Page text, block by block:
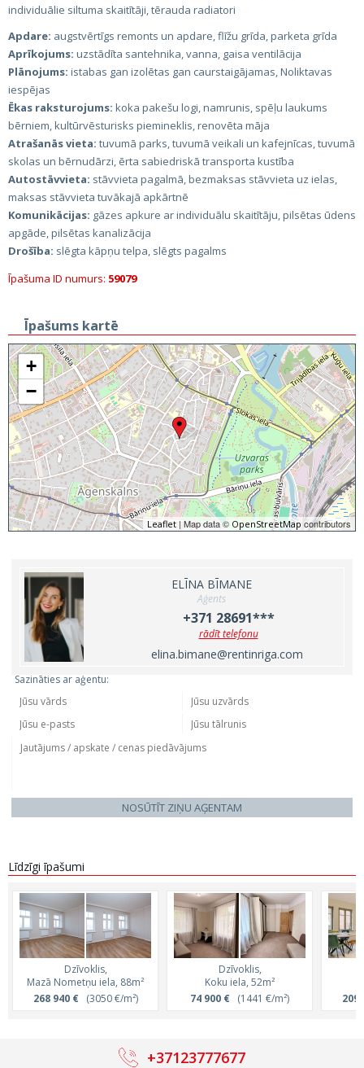
individuālie siltuma skaitītāji, tērauda radiatori
Apdare: augstvērtīgs remonts un apdare, flīžu grīda, parketa grīda
Aprīkojums: uzstādīta santehnika, vanna, gaisa ventilācija
Plānojums: istabas gan izolētas gan caurstaigājamas, Noliktavas
iespējas
Ēkas raksturojums: koka pakešu logi, namrunis, spēļu laukums
bērniem, kultūrvēsturisks piemineklis, renovēta māja
Atrašanās vieta: tuvumā parks, tuvumā veikali un kafejnīcas, tuvumā
skolas un bērnudārzi, ērta sabiedriskā transporta kustība
Autostāvvieta: stāvvieta pagalmā, bezmaksas stāvvieta uz ielas,
maksas stāvvieta tuvākajā apkārtnē
Komunikācijas: gāzes apkure ar individuālu skaitītāju, pilsētas ūdens
apgāde, pilsētas kanalizācija
Drošība: slēgta kāpņu telpa, slēgts pagalms
Īpašuma ID numurs: 59079
Īpašums kartē
+
−
Leaflet | Map data ©OpenStreetMap contributors
ELĪNA BĪMANE
Aģents
+371 28691***
rādīt telefonu
elina.bimane@rentinriga.com
Sazināties ar aģentu:
NOSŪTĪT ZIŅU AĢENTAM
Līdzīgi īpašumi
Dzīvoklis,
Mazā Nometņu iela, 88m²
268 940 €(3050 €/m²)
Dzīvoklis,
Koku iela, 52m²
74 900 € (1441 €/m²)
209
+37123777677